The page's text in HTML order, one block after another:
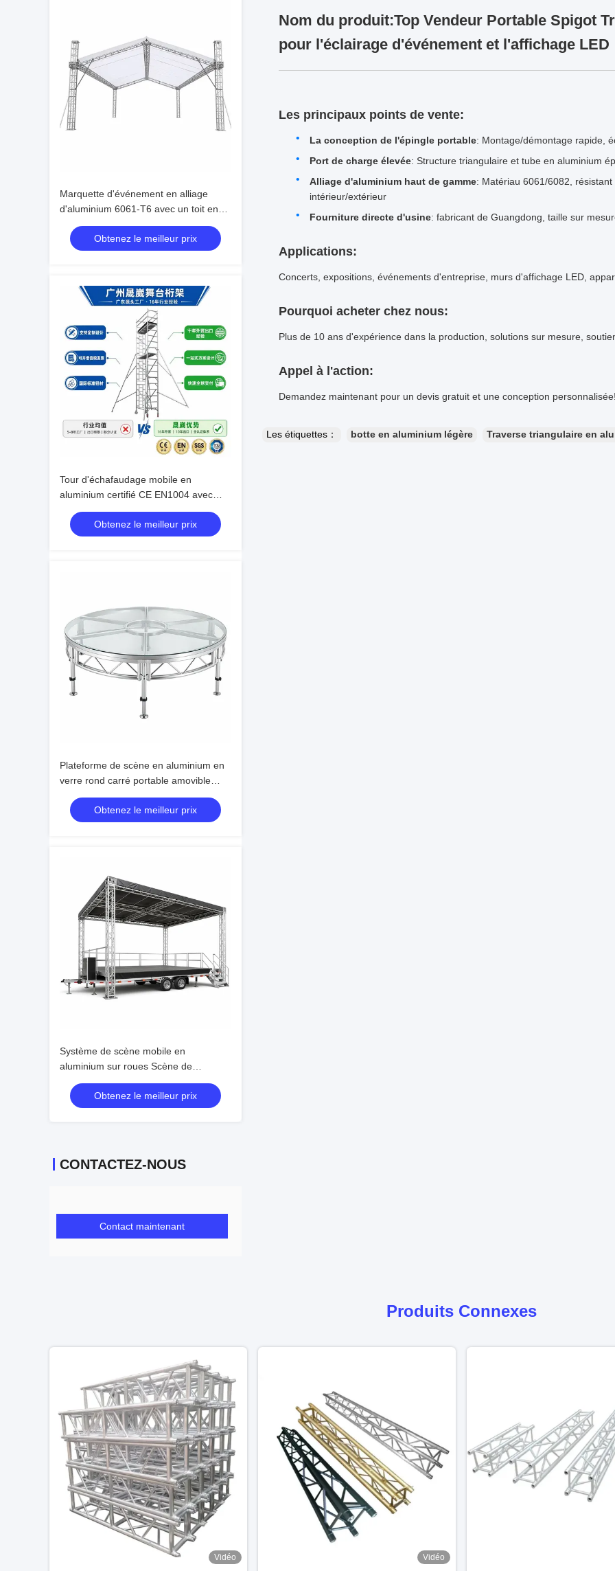
Marquette d'événement en alliage
d'aluminium 6061-T6 avec un toit en
PVC imperméable à l'eau et une
conception modulaire portable
Obtenez le meilleur prix
Tour d'échafaudage mobile en
aluminium certifié CE EN1004 avec
alliage d'aluminium 6061-T6 et hauteur
réglable de 6 à 12 m
Obtenez le meilleur prix
Plateforme de scène en aluminium en
verre rond carré portable amovible
pour les événements
Obtenez le meilleur prix
Système de scène mobile en
aluminium sur roues Scène de
performance extérieure portable
Obtenez le meilleur prix
CONTACTEZ-NOUS
Contact maintenant
Nom du produit:Top Vendeur Portable Spigot
pour l'éclairage d'événement et l'affichage LED
Les principaux points de vente:
La conception de l'épingle portable: Montage/démontage rapide,
Port de charge élevée: Structure triangulaire et tube en aluminium
Alliage d'aluminium haut de gamme: Matériau 6061/6082,
intérieur/extérieur
Fourniture directe d'usine: fabricant de Guangdong, taille sur
Applications:
Concerts, expositions, événements d'entreprise, murs d'affichage LED,
Pourquoi acheter chez nous:
Plus de 10 ans d'expérience dans la production, solutions sur mesure,
Appel à l'action:
Demandez maintenant pour un devis gratuit et une conception personnalisée!
Les étiquettes： botte en aluminium légère Traverse triangulaire en
Produits Connexes
Vidéo Vidéo